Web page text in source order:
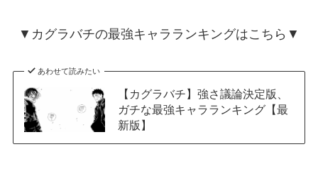
▼カグラバチの最強キャラランキングはこちら▼
あわせて読みたい
【カグラバチ】強さ議論決定版、
ガチな最強キャラランキング【最
新版】